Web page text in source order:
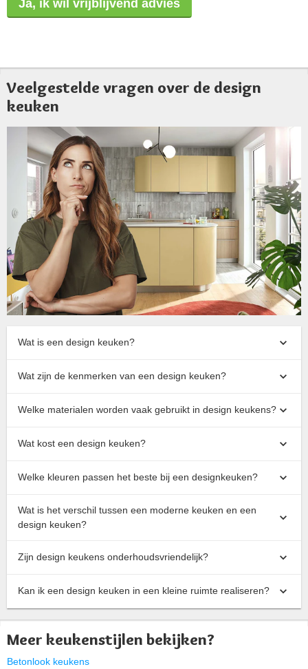
Ja, ik wil vrijblijvend advies
Veelgestelde vragen over de design
keuken
Wat is een design keuken?
Wat zijn de kenmerken van een design keuken?
Welke materialen worden vaak gebruikt in design keukens?
Wat kost een design keuken?
Welke kleuren passen het beste bij een designkeuken?
Wat is het verschil tussen een moderne keuken en een
design keuken?
Zijn design keukens onderhoudsvriendelijk?
Kan ik een design keuken in een kleine ruimte realiseren?
Meer keukenstijlen bekijken?
Betonlook keukens